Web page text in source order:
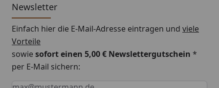
Montageanleitung EPDM Dachfolie
Newsletter
Einfach hier die E-Mail-Adresse eintragen und viele
Vorteile
sowiesofort einen 5,00 € Newslettergutschein *
per E-Mail sichern:
Keine Eingabe erforderlich
Eingabe erforderlich
E-Mail *